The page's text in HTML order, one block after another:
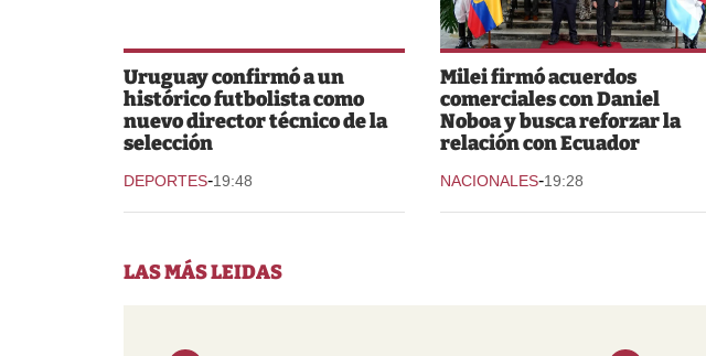
Uruguay confirmó a un
histórico futbolista como
nuevo director técnico de la
selección
DEPORTES-19:48
Milei firmó acuerdos
comerciales con Daniel
Noboa y busca reforzar la
relación con Ecuador
NACIONALES-19:28
LAS MÁS LEIDAS